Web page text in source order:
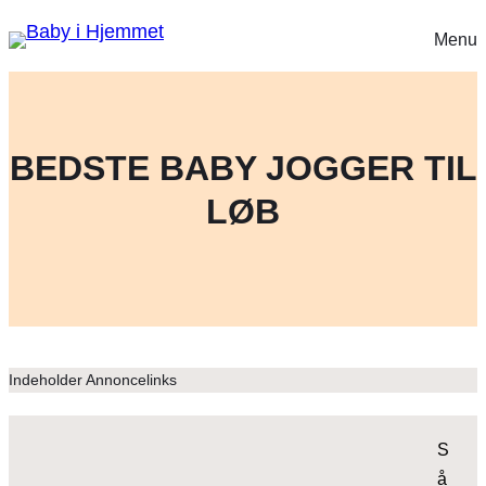
Menu
BEDSTE BABY JOGGER TIL
LØB
Indeholder Annoncelinks
S
å